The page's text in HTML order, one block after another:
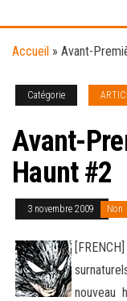
Accueil » Avant-
Catégorie
Avant-
Haunt #2
3 novembre 2009 Non
nouveau